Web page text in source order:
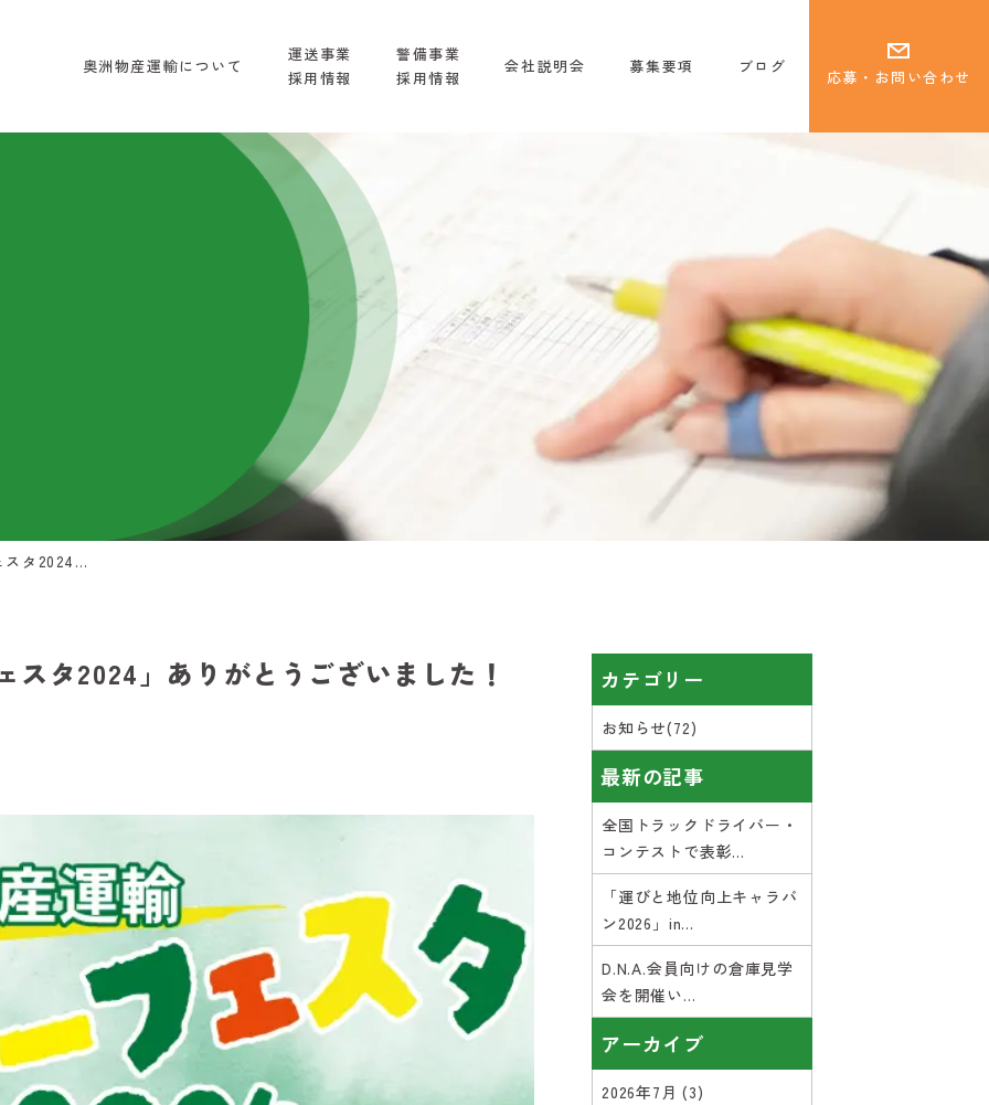
奥洲物産運輸について
運送事業
採用情報
警備事業
採用情報
会社説明会 募集要項 ブログ
応募・お問い合わせ
「奥洲物産運輸サマーフェスタ2024」ありがとうございました！
スタ2024」ありがとうございました！ カテゴリー
お知らせ(72)
最新の記事
全国トラックドライバー・
コンテストで表彰...
「運びと地位向上キャラバ
ン2026」in...
D.N.A.会員向けの倉庫見学
会を開催い...
アーカイブ
2026年7月(3)